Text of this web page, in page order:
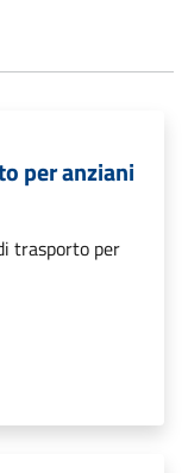
per anziani
trasporto per